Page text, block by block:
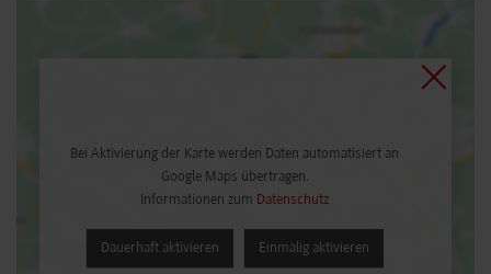
Bei Aktivierung der Karte werden Daten automatisiert an
Google Maps übertragen.
Informationen zum Datenschutz
Dauerhaft aktivieren Einmalig aktivieren